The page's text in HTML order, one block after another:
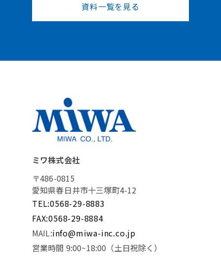
資料一覧を見る
ミワ株式会社
〒486-0815
愛知県春日井市十三塚町4-12
TEL:0568-29-8883
FAX:0568-29-8884
MAIL:info@miwa-inc.co.jp
営業時間 9:00~18:00（土日祝除く）